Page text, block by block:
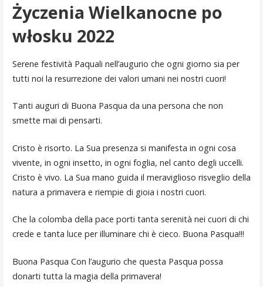
Życzenia Wielkanocne po
włosku 2022
Serene festività Paquali nell’augurio che ogni giorno sia per
tutti noi la resurrezione dei valori umani nei nostri cuori!
Tanti auguri di Buona Pasqua da una persona che non
smette mai di pensarti.
Cristo è risorto. La Sua presenza si manifesta in ogni cosa
vivente, in ogni insetto, in ogni foglia, nel canto degli uccelli.
Cristo è vivo. La Sua mano guida il meraviglioso risveglio della
natura a primavera e riempie di gioia i nostri cuori.
Che la colomba della pace porti tanta serenità nei cuori di chi
crede e tanta luce per illuminare chi è cieco. Buona Pasqua!!!
Buona Pasqua Con l’augurio che questa Pasqua possa
donarti tutta la magia della primavera!